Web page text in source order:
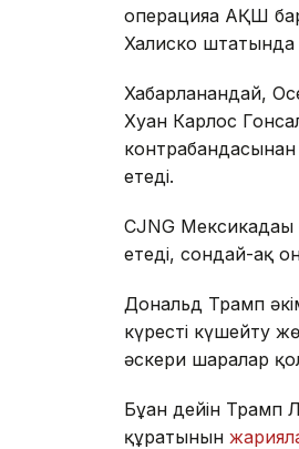
операцияға АҚШ
Халиско
Хабарланғандай,
Хуан Карлос
контрабандасынан
етеді.
CJNG Мексикадағы
етеді, сондай-ақ
Дональд Трамп
күресті күшейту
әскери шаралар
Бұған дейін Трамп
құратынын